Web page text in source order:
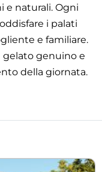
e naturali. Ogni
i palati
e familiare.
genuino e
della giornata.